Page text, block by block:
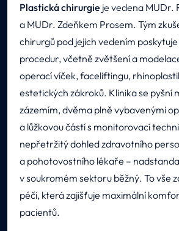
Plastická chirurgie je vedena MUDr.
a MUDr. Zdeňkem Prosem. Tým
chirurgů pod jejich vedením
procedur, včetně zvětšení a
operací víček, faceliftingu,
estetických zákroků. Klinika se pyšní
zázemím, dvěma plně vybavenými
a lůžkovou částí s monitorovací
nepřetržitý dohled zdravotního
a pohotovostního lékaře –
v soukromém sektoru běžný. To vše
péči, která zajišťuje maximální
pacientů.